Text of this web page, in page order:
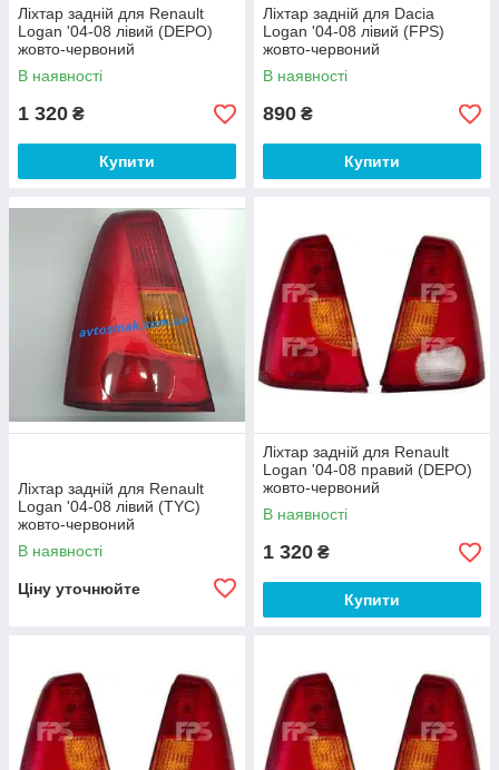
Ліхтар задній для Renault
Logan '04-08 лівий (DEPO)
жовто-червоний
В наявності
1 320 ₴
Купити
Ліхтар задній для Dacia
Logan '04-08 лівий (FPS)
жовто-червоний
В наявності
890 ₴
Купити
Ліхтар задній для Renault
Logan '04-08 лівий (TYC)
жовто-червоний
В наявності
Ціну уточнюйте
Ліхтар задній для Renault
Logan '04-08 правий (DEPO)
жовто-червоний
В наявності
1 320 ₴
Купити